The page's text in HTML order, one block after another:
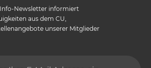
Newsletter informiert
aus dem CU,
unserer Mitglieder